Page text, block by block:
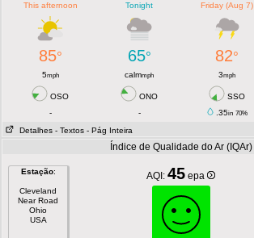
This afternoon Tonight Friday (Aug 7)
85° 65° 82°
5mph calmmph 3mph
OSO ONO SSO
-
- .35in 70%
Detalhes - Textos - Pág Inteira
Índice de Qualidade do Ar (IQAr)
Estação:
Cleveland
Near Road
Ohio
USA
AQI:45 epa